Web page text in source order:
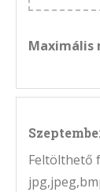
Maximális
Feltölthető